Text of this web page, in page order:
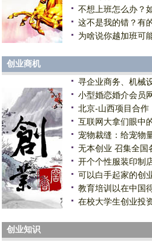
不想上班怎么办？
这不是我的错？有
为啥说你越加班可
创业商机
寻企业商务、机械
小型婚恋婚介会员
北京-山西项目合作
互联网大拿们眼中
宠物裁缝：给宠物
无本创业 召集全国
开个个性服装印制
可以白手起家的创
教育培训以在中国
在校大学生创业投
创业知识